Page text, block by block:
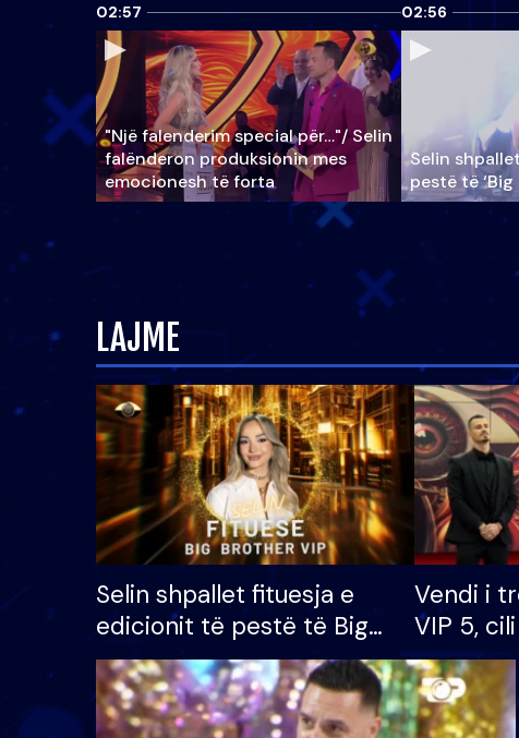
02:57
"Një falenderim special për…"/ Selin
falënderon produksionin mes
emocionesh të forta
02:56
Selin
pestë të
LAJME
Selin shpallet fituesja e
edicionit të pestë të Big
Brother VIP, rrëmben
çmimin e madh prej 100
mijë eurosh
Vendi i
VIP 5,
radhës